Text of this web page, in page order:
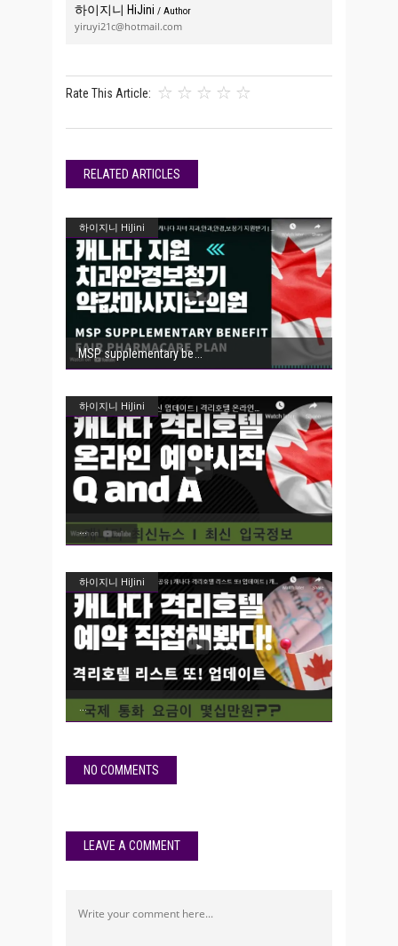
하이지니 HiJini / Author
yiruyi21c@hotmail.com
Rate This Article:
RELATED ARTICLES
하이지니 HiJini
MSP supplementary be
하이지니 HiJini
하이지니 HiJini
NO COMMENTS
LEAVE A COMMENT